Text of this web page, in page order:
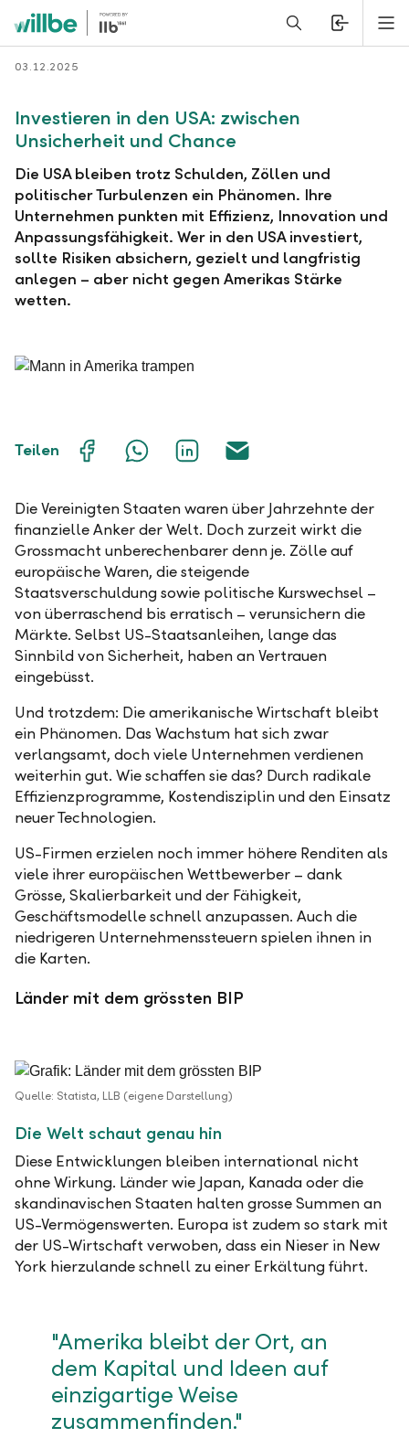
Alerts.Headline
03.12.2025
Investieren in den USA: zwischen
Unsicherheit und Chance
Die USA bleiben trotz Schulden, Zöllen und
politischer Turbulenzen ein Phänomen. Ihre
Unternehmen punkten mit Effizienz, Innovation und
Anpassungsfähigkeit. Wer in den USA investiert,
sollte Risiken absichern, gezielt und langfristig
anlegen – aber nicht gegen Amerikas Stärke
wetten.
Teilen
Facebook WhatsAppLinkedIn
Die Vereinigten Staaten waren über Jahrzehnte der
finanzielle Anker der Welt. Doch zurzeit wirkt die
Grossmacht unberechenbarer denn je. Zölle auf
europäische Waren, die steigende
Staatsverschuldung sowie politische Kurswechsel –
von überraschend bis erratisch – verunsichern die
Märkte. Selbst US-Staatsanleihen, lange das
Sinnbild von Sicherheit, haben an Vertrauen
eingebüsst.
Und trotzdem: Die amerikanische Wirtschaft bleibt
ein Phänomen. Das Wachstum hat sich zwar
verlangsamt, doch viele Unternehmen verdienen
weiterhin gut. Wie schaffen sie das? Durch radikale
Effizienzprogramme, Kostendisziplin und den Einsatz
neuer Technologien.
US-Firmen erzielen noch immer höhere Renditen als
viele ihrer europäischen Wettbewerber – dank
Grösse, Skalierbarkeit und der Fähigkeit,
Geschäftsmodelle schnell anzupassen. Auch die
niedrigeren Unternehmenssteuern spielen ihnen in
die Karten.
Länder mit dem grössten BIP
Quelle: Statista, LLB (eigene Darstellung)
Die Welt schaut genau hin
Diese Entwicklungen bleiben international nicht
ohne Wirkung. Länder wie Japan, Kanada oder die
skandinavischen Staaten halten grosse Summen an
US-Vermögenswerten. Europa ist zudem so stark mit
der US-Wirtschaft verwoben, dass ein Nieser in New
York hierzulande schnell zu einer Erkältung führt.
"Amerika bleibt der Ort, an
dem Kapital und Ideen auf
einzigartige Weise
zusammenfinden."